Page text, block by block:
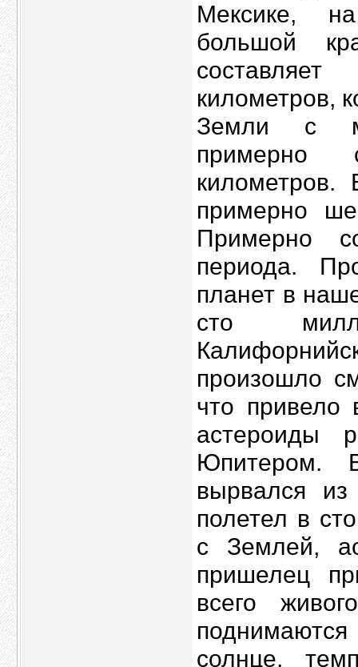
Мексике,
большой
километров,
Земли с
примерно
километров.
примерно
Примерно
периода.
планет в
сто
произошло
что привело
астероиды
Юпитером.
вырвался
полетел в
с Землей,
пришелец
всего
солнце,